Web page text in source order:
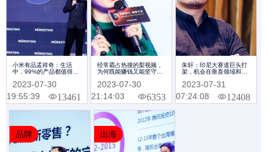
小米有品孟祥奇：生活
中，99%的产品都值得被
Morketing Summit 2018
2023-07-30
19:55:39
13461
经常霸占热搜的梨视频，
为何既能赚钱又能坚守情
2018专题
2023-07-30
21:14:03
6353
朱轩：印尼大赛道巨头打
架，机会在垂直领域和生
Summit 2018专题
2023-07-31
07:24:08
12408
品牌 出海